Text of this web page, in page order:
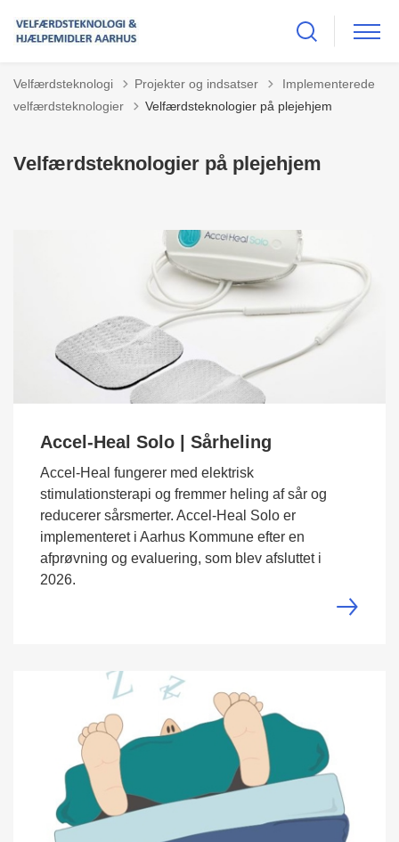
Velfærdsteknologi Projekter og indsatser Tilbage til
Implementerede
velfærdsteknologier
Velfærdsteknologier på plejehjem
Velfærdsteknologier på plejehjem
Accel-Heal Solo | Sårheling
Accel-Heal fungerer med elektrisk
stimulationsterapi og fremmer heling af sår og
reducerer sårsmerter. Accel-Heal Solo er
implementeret i Aarhus Kommune efter en
afprøvning og evaluering, som blev afsluttet i
2026.